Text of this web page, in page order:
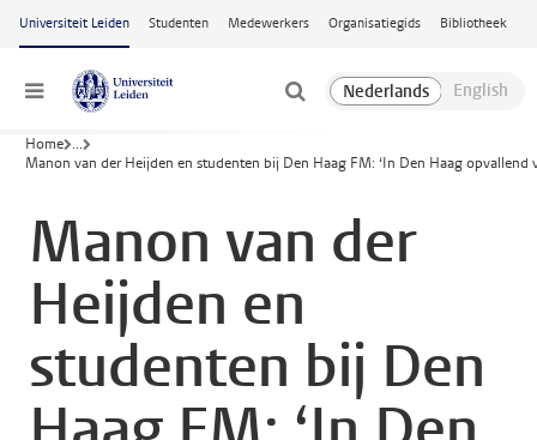
Ga naar hoofdinhoud
Universiteit Leiden Studenten Medewerkers Organisatiegids Bibliotheek
Menu
Home ...
Manon van der Heijden en studenten bij Den Haag FM: ‘In Den Haag opvallend
Manon van der
Heijden en
studenten bij Den